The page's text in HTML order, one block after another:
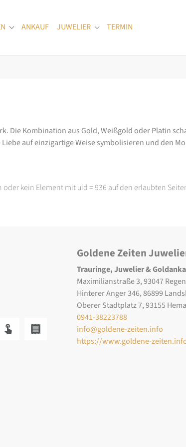
for "Schmuck"
Submenu for "Uhren"
ANKAUF JUWELIER Submenu for "Juwelier"
TERMIN
Die Kombination aus Gold, Weißgold oder Platin
auf einzigartige Weise symbolisieren und den
kein Element mit uid = 936 auf den erlaubten
Goldene Zeiten
Trauringe, Juwelier &
Maximilianstraße 3, 93047
Hinterer Anger 346, 86899
Oberer Stadtplatz 7, 93155
0941-38223788
info@goldene-zeiten.info
https://www.goldene-